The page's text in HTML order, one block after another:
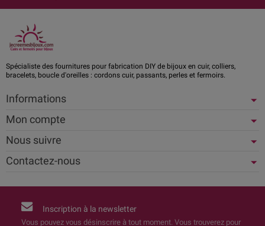
Spécialiste des fournitures pour fabrication DIY de bijoux en cuir, colliers,
bracelets, boucle d'oreilles : cordons cuir, passants, perles et fermoirs.
Informations
Mon compte
Nous suivre
Contactez-nous
Inscription à la newsletter
Vous pouvez vous désinscrire à tout moment. Vous trouverez pour